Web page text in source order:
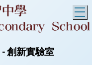
- 創新實驗室